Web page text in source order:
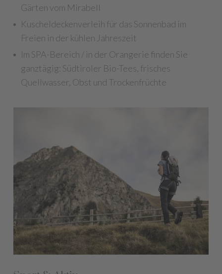
Gärten vom Mirabell
Kuscheldeckenverleih für das Sonnenbad im
Freien in der kühlen Jahreszeit
Im SPA-Bereich / in der Orangerie finden Sie
ganztägig: Südtiroler Bio-Tees, frisches
Quellwasser, Obst und Trockenfrüchte